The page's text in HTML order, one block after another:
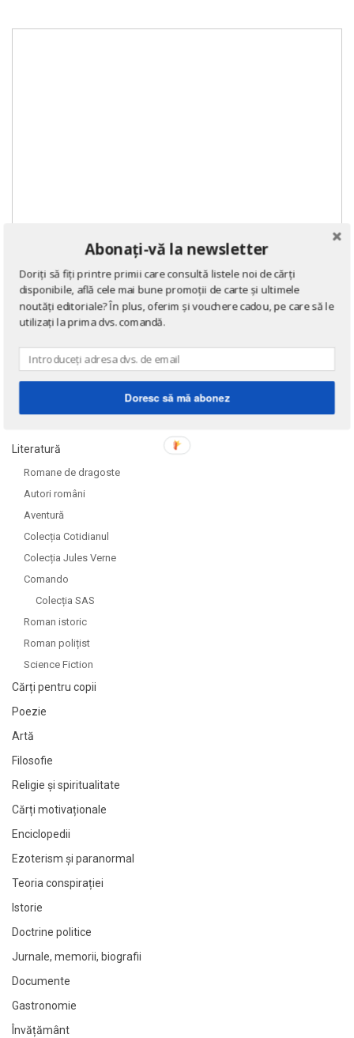
DOMENII
Literatură
Romane de dragoste
Autori români
Aventură
Colecția Cotidianul
Colecția Jules Verne
Comando
Colecția SAS
Roman istoric
Roman polițist
Science Fiction
Cărți pentru copii
Poezie
Artă
Filosofie
Religie și spiritualitate
Cărți motivaționale
Enciclopedii
Ezoterism și paranormal
Teoria conspirației
Istorie
Doctrine politice
Jurnale, memorii, biografii
Documente
Gastronomie
Învățământ
Abonați-vă la newsletter
Doriți să fiți printre primii care consultă listele noi de cărți
disponibile, află cele mai bune promoții de carte și ultimele
noutăți editoriale? În plus, oferim și vouchere cadou, pe care să le
utilizați la prima dvs. comandă.
Doresc să mă abonez